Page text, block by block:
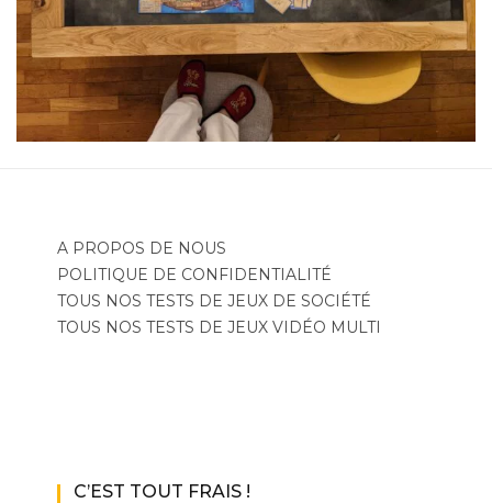
A PROPOS DE NOUS
POLITIQUE DE CONFIDENTIALITÉ
TOUS NOS TESTS DE JEUX DE SOCIÉTÉ
TOUS NOS TESTS DE JEUX VIDÉO MULTI
C’EST TOUT FRAIS !